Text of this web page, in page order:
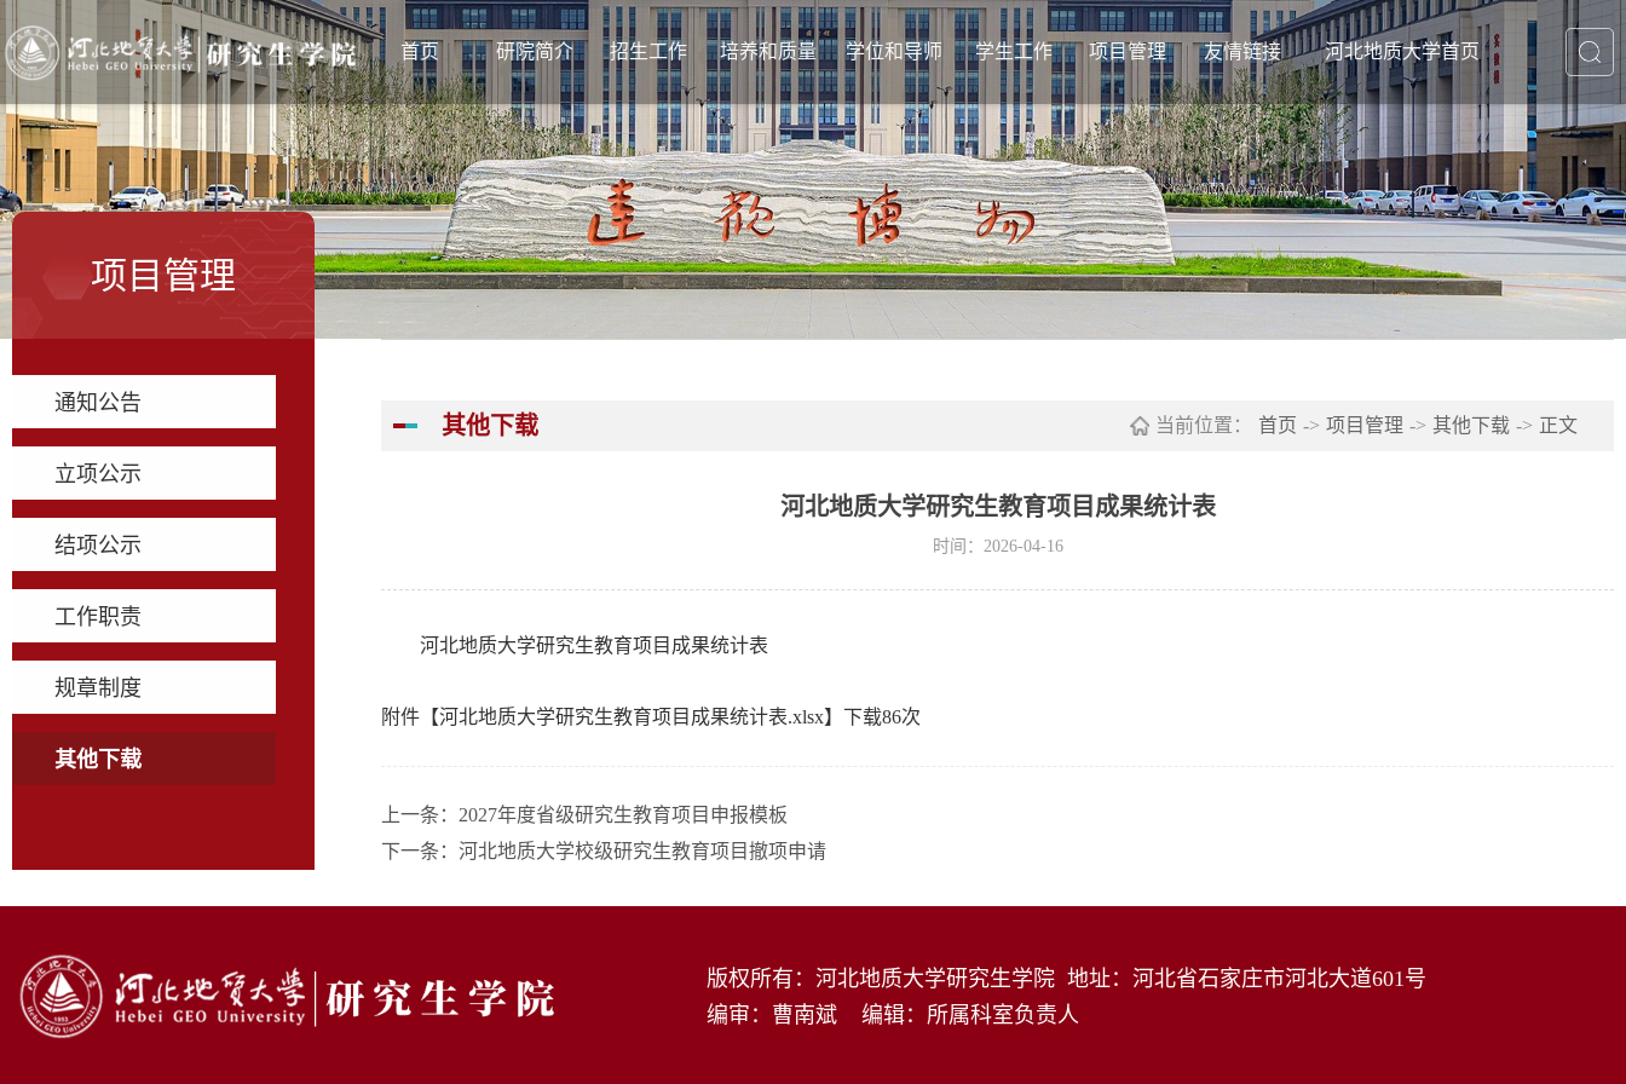
首页 研院简介
基本情况
机构设置
招生工作 培养和质量
教学管理
学位论文
学籍管理
培养流程
课程建设
学位和导师
学位授予
导师工作
学位点管理
学生工作
通知公告
日常管理
评奖评优
学生活动
项目管理
通知公告
立项公示
结项公示
工作职责
友情链接
友情链接1
友情链接2
友情链接3
友情链接4
河北地质大学首页
项目管理
通知公告
立项公示
结项公示
工作职责
规章制度
其他下载
其他下载 当前位置： 首页 -> 项目管理 -> 其他下载 -> 正文
河北地质大学研究生教育项目成果统计表
时间：2026-04-16
河北地质大学研究生教育项目成果统计表
附件【河北地质大学研究生教育项目成果统计表.xlsx】下载86次
上一条： 2027年度省级研究生教育项目申报模板
下一条： 河北地质大学校级研究生教育项目撤项申请
版权所有：河北地质大学研究生学院 地址：河北省石家庄市河北大道601号
编审：曹南斌 编辑：所属科室负责人